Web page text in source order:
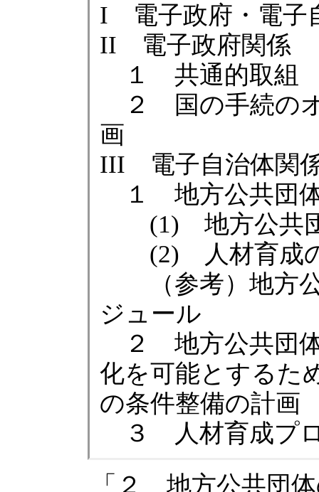
I 電子政府・電子
II 電子政府関係
１ 共通的取組
２ 国の手続の
画
III 電子自治体関
１ 地方公共団
(1) 地方公共団
(2) 人材育成
（参考）地方公
ジュール
２ 地方公共団
化を可能とするた
の条件整備の計画
３ 人材育成プ
「２ 地方公共団体